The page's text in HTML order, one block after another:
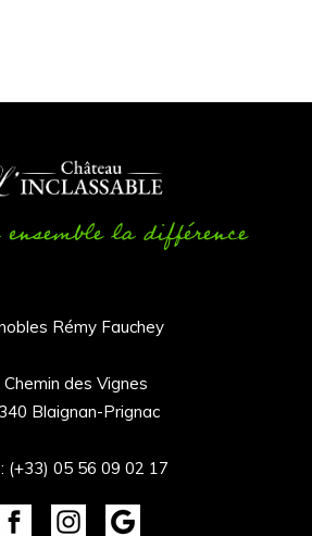
Rémy Fauchey
Chemin des Vignes
Blaignan-Prignac
(+33) 05 56 09 02 17
la différence